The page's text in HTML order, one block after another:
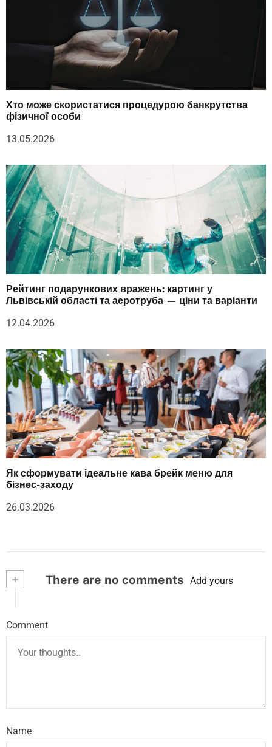
Хто може скористатися процедурою банкрутства
фізичної особи
13.05.2026
Рейтинг подарункових вражень: картинг у
Львівській області та аеротруба — ціни та варіанти
12.04.2026
Як сформувати ідеальне кава брейк меню для
бізнес-заходу
26.03.2026
+ There are no comments Add yours
Comment
Name